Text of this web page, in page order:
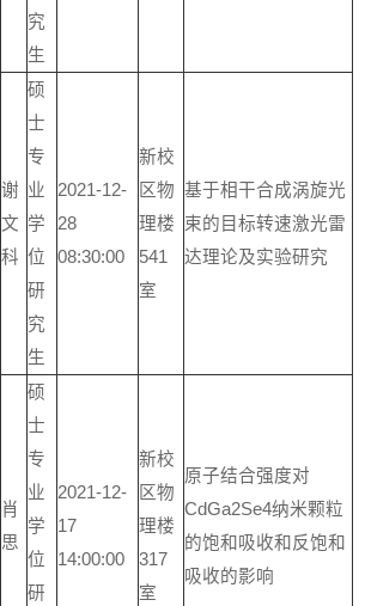
究
生
谢
文
科
硕
士
专
业
学
位
研
究
生
2021-12-
28
08:30:00
新校
区物
理楼
541
室
基于相干合成涡旋光
束的目标转速激光雷
达理论及实验研究
肖
思
硕
士
专
业
学
位
研
2021-12-
17
14:00:00
新校
区物
理楼
317
室
原子结合强度对
CdGa2Se4纳米颗粒
的饱和吸收和反饱和
吸收的影响